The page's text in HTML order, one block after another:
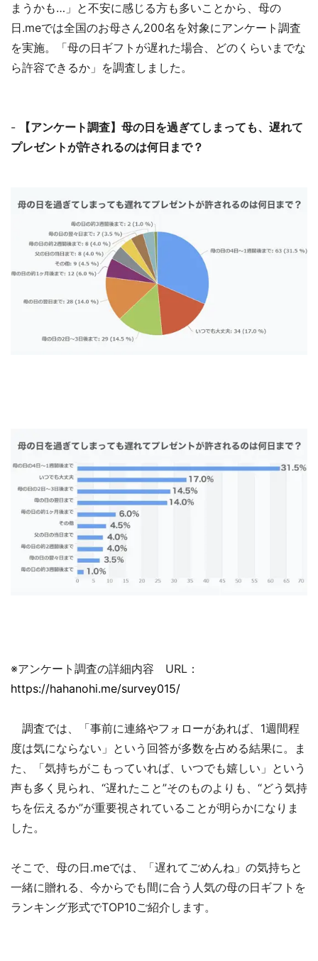
まうかも…」と不安に感じる方も多いことから、母の
日.meでは全国のお母さん200名を対象にアンケート調査
を実施。「母の日ギフトが遅れた場合、どのくらいまでな
ら許容できるか」を調査しました。
-
【アンケート調査】母の日を過ぎてしまっても、遅れて
プレゼントが許されるのは何日まで？
※アンケート調査の詳細内容 URL：
https://hahanohi.me/survey015/
調査では、「事前に連絡やフォローがあれば、1週間程
度は気にならない」という回答が多数を占める結果に。ま
た、「気持ちがこもっていれば、いつでも嬉しい」という
声も多く見られ、“遅れたこと”そのものよりも、“どう気持
ちを伝えるか”が重要視されていることが明らかになりま
した。
そこで、母の日.meでは、「遅れてごめんね」の気持ちと
一緒に贈れる、今からでも間に合う人気の母の日ギフトを
ランキング形式でTOP10ご紹介します。